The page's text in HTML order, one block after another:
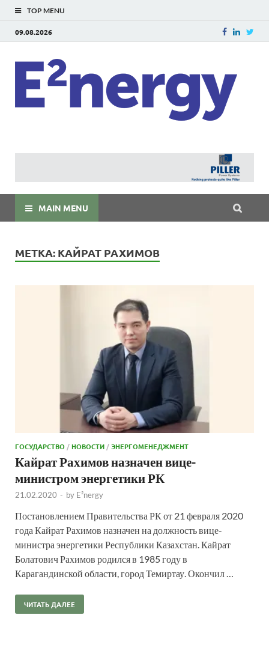
TOP MENU
09.08.2026
MAIN MENU
МЕТКА: КАЙРАТ РАХИМОВ
ГОСУДАРСТВО /НОВОСТИ /ЭНЕРГОМЕНЕДЖМЕНТ
Кайрат Рахимов назначен вице-
министром энергетики РК
21.02.2020 - by E²nergy
Постановлением Правительства РК от 21 февраля 2020
года Кайрат Рахимов назначен на должность вице-
министра энергетики Республики Казахстан. Кайрат
Болатович Рахимов родился в 1985 году в
Карагандинской области, город Темиртау. Окончил …
ЧИТАТЬ ДАЛЕЕ